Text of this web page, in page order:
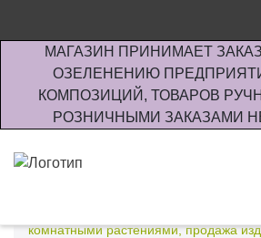
МАГАЗИН ПРИНИМАЕТ
ОЗЕЛЕНЕНИЮ
КОМПОЗИЦИЙ, ТОВАРОВ
РОЗНИЧНЫМИ ЗАКАЗАМИ
комнатными растениями, продажа